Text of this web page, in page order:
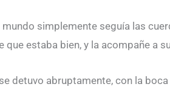
simplemente seguía las
estaba bien, y la acompañe a
detuvo abruptamente, con la